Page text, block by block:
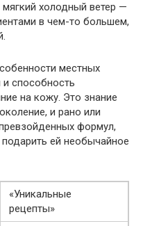
холодный ветер —
в чем-то большем,
местных
и способность
на кожу. Это знание
и рано или
формул,
ей необычайное
«Уникальные
рецепты»